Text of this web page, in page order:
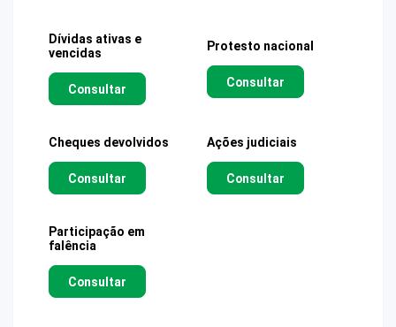
Dívidas ativas e
vencidas
Consultar
Protesto nacional
Consultar
Cheques devolvidos
Consultar
Ações judiciais
Consultar
Participação em
falência
Consultar